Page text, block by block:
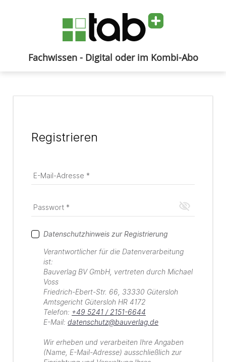
Fachwissen - Digital oder im Kombi-Abo